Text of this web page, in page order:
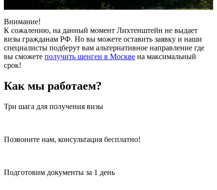
стоимость визы
Внимание!
К сожалению, на данный момент Лихтенштейн не выдает
визы гражданам РФ. Но вы можете оставить заявку и наши
специалисты подберут вам альтернативное направление где
вы сможете получить шенген в Москве на максимальный
срок!
Как мы работаем?
Три шага для получения визы
Позвоните нам, консультация бесплатно!
Подготовим документы за 1 день